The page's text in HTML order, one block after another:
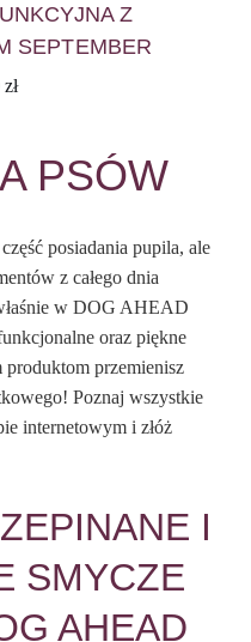
Z
SEPTEMBER
zł
PSÓW
posiadania pupila, ale
z całego dnia
w DOG AHEAD
oraz piękne
produktom przemienisz
Poznaj wszystkie
internetowym i złóż
I
SMYCZE
AHEAD